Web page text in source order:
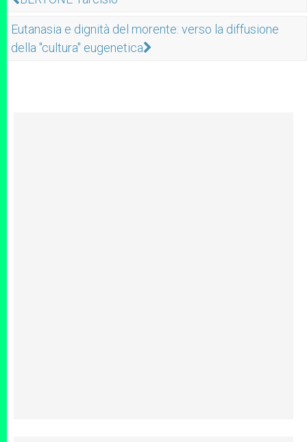
Eutanasia e dignità del morente: verso la diffusione
della "cultura" eugenetica